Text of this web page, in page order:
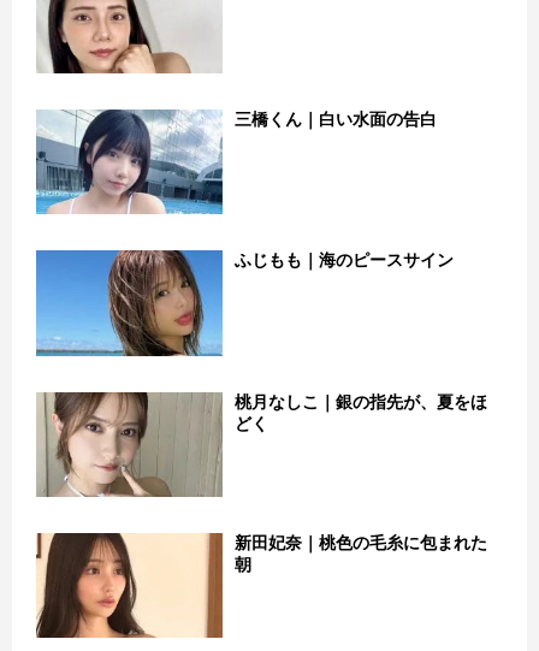
三橋くん｜白い水面の告白
ふじもも｜海のピースサイン
桃月なしこ｜銀の指先が、夏をほ
どく
新田妃奈｜桃色の毛糸に包まれた
朝